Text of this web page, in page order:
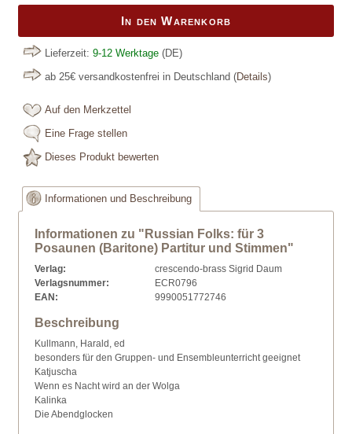
In den Warenkorb
Lieferzeit: 9-12 Werktage (DE)
ab 25€ versandkostenfrei in Deutschland (Details)
Auf den Merkzettel
Eine Frage stellen
Dieses Produkt bewerten
Informationen und Beschreibung
Informationen zu "Russian Folks: für 3
Posaunen (Baritone) Partitur und Stimmen"
Verlag:
crescendo-brass Sigrid Daum
Verlagsnummer:
ECR0796
EAN:
9990051772746
Beschreibung
Kullmann, Harald, ed
besonders für den Gruppen- und Ensembleunterricht geeignet
Katjuscha
Wenn es Nacht wird an der Wolga
Kalinka
Die Abendglocken